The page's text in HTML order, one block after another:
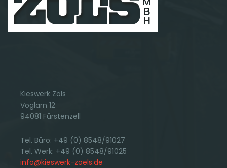
Kieswerk Zöls
Voglarn 12
94081 Fürstenzell
Tel. Büro: +49 (0) 8548/91027
Tel. Werk: +49 (0) 8548/91025
info@kieswerk-zoels.de